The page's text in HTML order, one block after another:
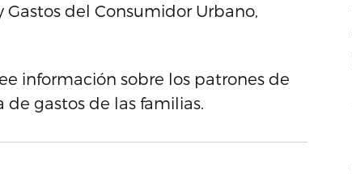
del Consumidor Urbano,
información sobre los patrones de
gastos de las familias.